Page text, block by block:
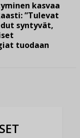
kasvaa
”Tulevat
syntyvät,
tuodaan